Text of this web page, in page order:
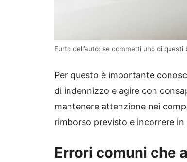
Furto dell’auto: se commetti uno di
Per questo è importante
di indennizzo e agire con
mantenere attenzione nei
rimborso previsto e incorrere
Errori comuni che